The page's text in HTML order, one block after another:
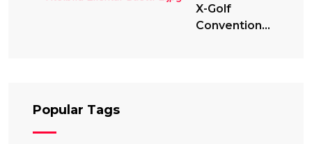
X-Golf
Convention
Popular Tags